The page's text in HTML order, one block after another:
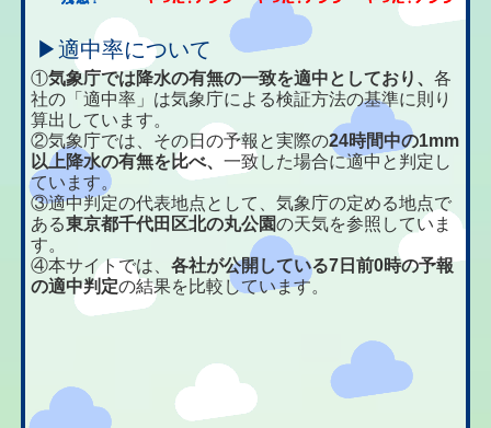
▶適中率について
①気象庁では降水の有無の一致を適中としており、各
社の「適中率」は気象庁による検証方法の基準に則り
算出しています。
②気象庁では、その日の予報と実際の24時間中の1mm
以上降水の有無を比べ、一致した場合に適中と判定し
ています。
③適中判定の代表地点として、気象庁の定める地点で
ある東京都千代田区北の丸公園の天気を参照していま
す。
④本サイトでは、各社が公開している7日前0時の予報
の適中判定の結果を比較しています。